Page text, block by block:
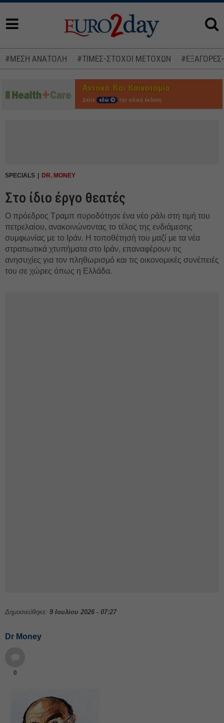
#ΜΕΣΗ ΑΝΑΤΟΛΗ #ΤΙΜΕΣ-ΣΤΟΧΟΙ ΜΕΤΟΧΩΝ
Δείτε εδώ την ειδική έκδοση
SPECIALS DR. MONEY
Στο ίδιο έργο θεατές
Ο πρόεδρος Τραμπ πυροδότησε ένα νέο ράλι στη τιμή του
πετρελαίου, ανακοινώνοντας το τέλος της ενδιάμεσης
συμφωνίας με το Ιράν. Η τοποθέτησή του μαζί με τα νέα
στρατιωτικά χτυπήματα στο Ιράν, επαναφέρουν τις
ανησυχίες για τον πληθωρισμό και τις οικονομικές συνέπειές
του σε χώρες όπως η Ελλάδα.
Δημοσιεύθηκε: 9 Ιουλίου 2026 - 07:27
Dr Money
0